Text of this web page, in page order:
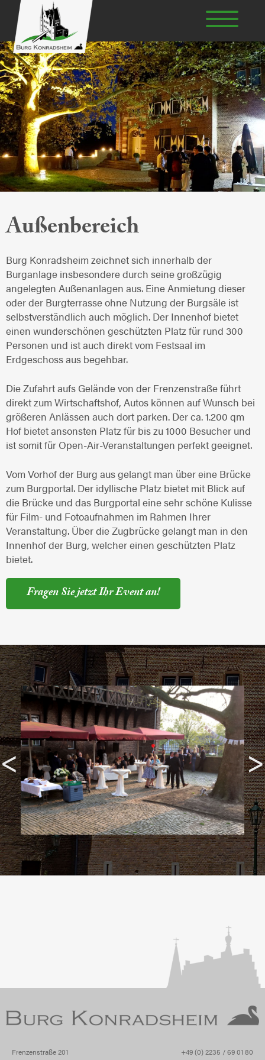
Außenbereich
Burg Konradsheim zeichnet sich innerhalb der
Burganlage insbesondere durch seine großzügig
angelegten Außenanlagen aus. Eine Anmietung dieser
oder der Burgterrasse ohne Nutzung der Burgsäle ist
selbstverständlich auch möglich. Der Innenhof bietet
einen wunderschönen geschützten Platz für rund 300
Personen und ist auch direkt vom Festsaal im
Erdgeschoss aus begehbar.
Die Zufahrt aufs Gelände von der Frenzenstraße führt
direkt zum Wirtschaftshof, Autos können auf Wunsch bei
größeren Anlässen auch dort parken. Der ca. 1.200 qm
Hof bietet ansonsten Platz für bis zu 1000 Besucher und
ist somit für Open-Air-Veranstaltungen perfekt geeignet.
Vom Vorhof der Burg aus gelangt man über eine Brücke
zum Burgportal. Der idyllische Platz bietet mit Blick auf
die Brücke und das Burgportal eine sehr schöne Kulisse
für Film- und Fotoaufnahmen im Rahmen Ihrer
Veranstaltung. Über die Zugbrücke gelangt man in den
Innenhof der Burg, welcher einen geschützten Platz
bietet.
Fragen Sie jetzt Ihr Event an!
< >
Frenzenstraße 201
+49 (0) 2235 / 69 01 80